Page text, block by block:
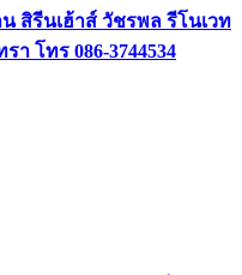
สิรีนเฮ้าส์ วัชรพล รีโนเวท
โทร 086-3744534